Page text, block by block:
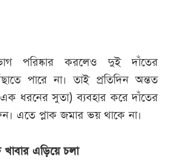
পরিষ্কার করলেও দুই দাঁতের
পারে না। তাই প্রতিদিন অন্তত
ধরনের সুতা) ব্যবহার করে দাঁতের
এতে প্লাক জমার ভয় থাকে না।
এড়িয়ে চলা